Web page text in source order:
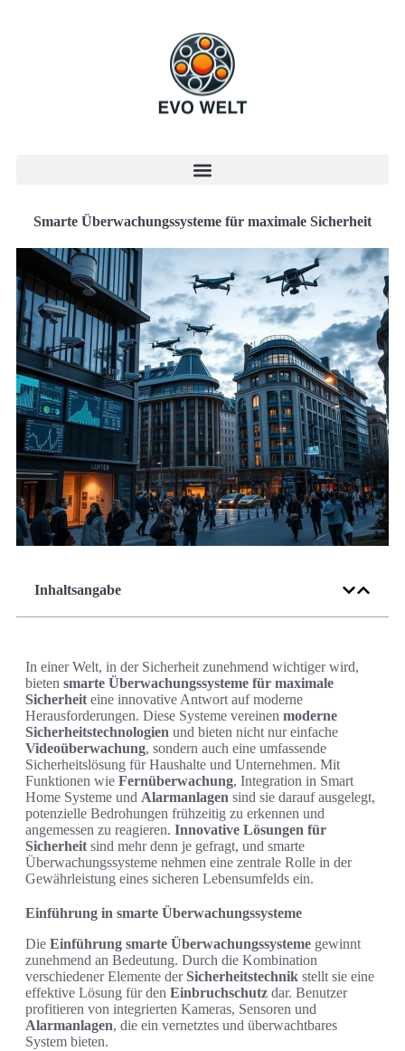
Smarte Überwachungssysteme für maximale Sicherheit
Inhaltsangabe
In einer Welt, in der Sicherheit zunehmend wichtiger wird,
bieten smarte Überwachungssysteme für maximale
Sicherheit eine innovative Antwort auf moderne
Herausforderungen. Diese Systeme vereinen moderne
Sicherheitstechnologien und bieten nicht nur einfache
Videoüberwachung, sondern auch eine umfassende
Sicherheitslösung für Haushalte und Unternehmen. Mit
Funktionen wie Fernüberwachung, Integration in Smart
Home Systeme und Alarmanlagen sind sie darauf ausgelegt,
potenzielle Bedrohungen frühzeitig zu erkennen und
angemessen zu reagieren. Innovative Lösungen für
Sicherheit sind mehr denn je gefragt, und smarte
Überwachungssysteme nehmen eine zentrale Rolle in der
Gewährleistung eines sicheren Lebensumfelds ein.
Einführung in smarte Überwachungssysteme
Die Einführung smarte Überwachungssysteme gewinnt
zunehmend an Bedeutung. Durch die Kombination
verschiedener Elemente derSicherheitstechnik stellt sie eine
effektive Lösung für den Einbruchschutz dar. Benutzer
profitieren von integrierten Kameras, Sensoren und
Alarmanlagen, die ein vernetztes und überwachtbares
System bieten.